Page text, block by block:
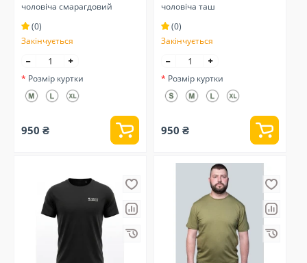
чоловіча смарагдовий
(0)
Закінчується
Розмір куртки
950 ₴
чоловіча таш
(0)
Закінчується
Розмір куртки
950 ₴